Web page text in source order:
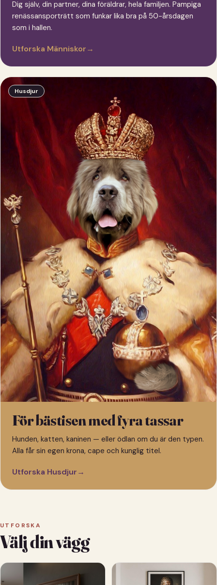
Dig själv, din partner, dina föräldrar, hela familjen. Pampiga
renässansporträtt som funkar lika bra på 50-årsdagen
som i hallen.
Utforska Människor→
Husdjur
För bästisen med fyra tassar
Hunden, katten, kaninen — eller ödlan om du är den typen.
Alla får sin egen krona, cape och kunglig titel.
Utforska Husdjur→
UTFORSKA
Välj din vägg